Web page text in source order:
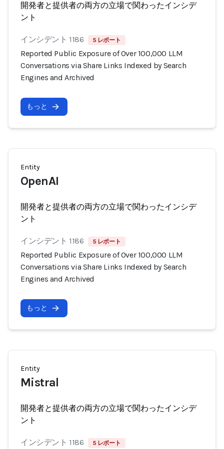
開発者と提供者の両方の立場で関わったインシデ
ント
インシデント 1186 5 レポート
Reported Public Exposure of Over 100,000 LLM
Conversations via Share Links Indexed by Search
Engines and Archived
もっと
Entity
OpenAI
開発者と提供者の両方の立場で関わったインシデ
ント
インシデント 1186 5 レポート
Reported Public Exposure of Over 100,000 LLM
Conversations via Share Links Indexed by Search
Engines and Archived
もっと
Entity
Mistral
開発者と提供者の両方の立場で関わったインシデ
ント
インシデント 1186 5 レポート